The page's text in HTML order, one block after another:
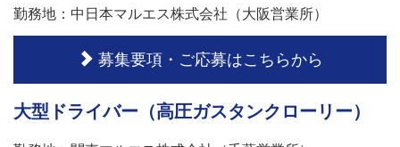
勤務地：中日本マルエス株式会社（大阪営業所）
募集要項・ご応募はこちらから
大型ドライバー（高圧ガスタンクローリー）